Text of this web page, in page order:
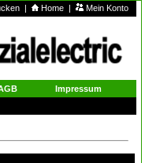
| Home | Mein Konto
Impressum